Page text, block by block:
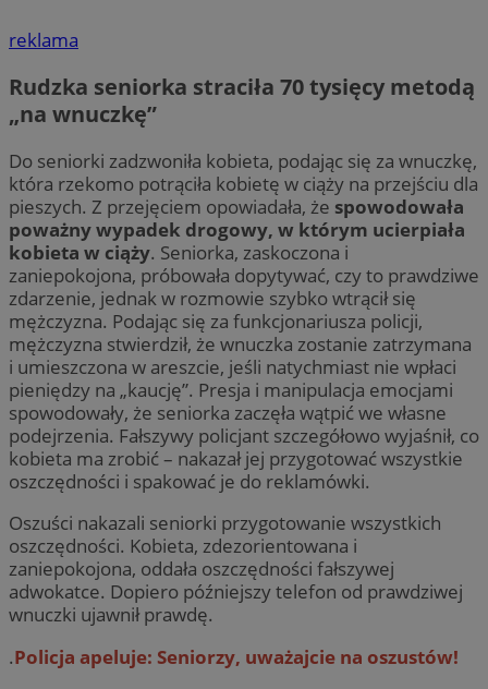
reklama
Rudzka seniorka straciła 70 tysięcy metodą
„na wnuczkę”
Do seniorki zadzwoniła kobieta, podając się za wnuczkę,
która rzekomo potrąciła kobietę w ciąży na przejściu dla
pieszych. Z przejęciem opowiadała, że spowodowała
poważny wypadek drogowy, w którym ucierpiała
kobieta w ciąży. Seniorka, zaskoczona i
zaniepokojona, próbowała dopytywać, czy to prawdziwe
zdarzenie, jednak w rozmowie szybko wtrącił się
mężczyzna. Podając się za funkcjonariusza policji,
mężczyzna stwierdził, że wnuczka zostanie zatrzymana
i umieszczona w areszcie, jeśli natychmiast nie wpłaci
pieniędzy na „kaucję”. Presja i manipulacja emocjami
spowodowały, że seniorka zaczęła wątpić we własne
podejrzenia. Fałszywy policjant szczegółowo wyjaśnił, co
kobieta ma zrobić – nakazał jej przygotować wszystkie
oszczędności i spakować je do reklamówki.
Oszuści nakazali seniorki przygotowanie wszystkich
oszczędności. Kobieta, zdezorientowana i
zaniepokojona, oddała oszczędności fałszywej
adwokatce. Dopiero późniejszy telefon od prawdziwej
wnuczki ujawnił prawdę.
.Policja apeluje: Seniorzy, uważajcie na oszustów!